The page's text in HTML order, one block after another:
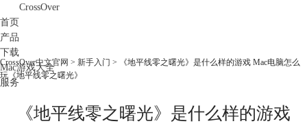
CrossOver
首页
产品
下载
Mac游戏大全
服务
CrossOver中文官网 > 新手入门 > 《地平线零之曙光》是什么样的游戏 Mac电脑怎么
玩《地平线零之曙光》
《地平线零之曙光》是什么样的游戏